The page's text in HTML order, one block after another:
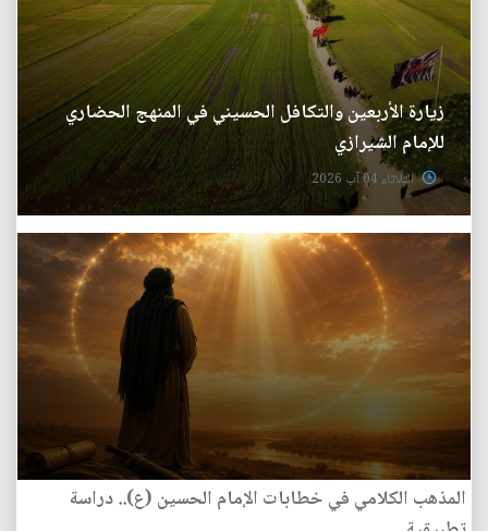
زيارة الأربعين والتكافل الحسيني في المنهج الحضاري
للإمام الشيرازي
الثلاثاء 04 آب 2026
المذهب الكلامي في خطابات الإمام الحسين (ع).. دراسة